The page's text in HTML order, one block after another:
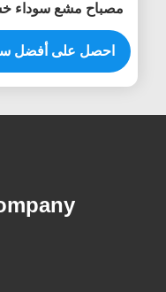
مصباح مشع سوداء
صلب
احصل على أفضل